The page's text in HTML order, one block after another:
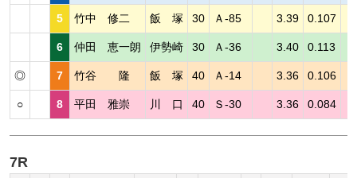
5 竹中 修二 飯 塚 30 Ａ-85 3.39 0.107
6 仲田 恵一朗 伊勢崎 30 Ａ-36 3.40 0.113
◎ 7 竹谷 隆 飯 塚 40 Ａ-14 3.36 0.106
○ 8 平田 雅崇 川 口 40 Ｓ-30 3.36 0.084
7R